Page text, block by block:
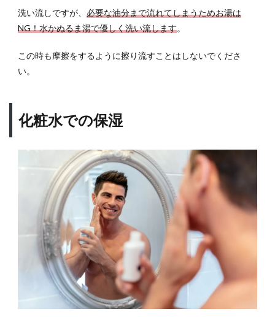
5.1
ファ
ョン
パウ
ーシ
ョン
5.3
ルー
スフ
ァン
デー
ショ
ン
5.4
リキ
洗い流しですが、 必要な油分まで流れてしまうためお湯は
NG！水かぬるま湯で優しく洗い流します。
この時も摩擦をするように擦り流すことはしないでくださ
い。
化粧水での保湿